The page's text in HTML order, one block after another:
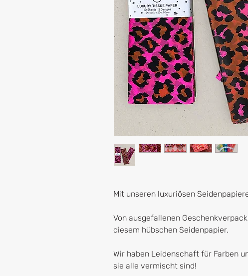
Mit unseren luxuriösen
Von ausgefallenen
diesem hübschen Seidenpapier.
Wir haben Leidenschaft für Farben
sie alle vermischt sind!